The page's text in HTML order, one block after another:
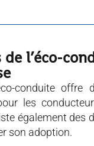
de l’éco-
conduite offre
les
également des
son adoption.